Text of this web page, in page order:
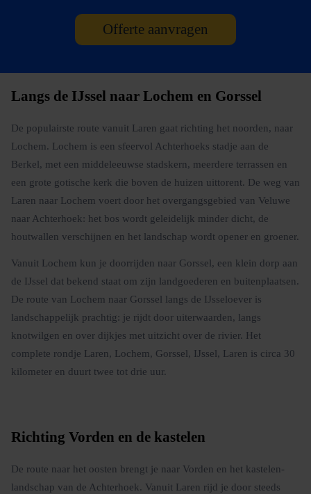
Offerte aanvragen
Langs de IJssel naar Lochem en Gorssel
De populairste route vanuit Laren gaat richting het noorden, naar
Lochem. Lochem is een sfeervol Achterhoeks stadje aan de
Berkel, met een middeleeuwse stadskern, meerdere terrassen en
een grote gotische kerk die boven de huizen uittorent. De weg van
Laren naar Lochem voert door het overgangsgebied van Veluwe
naar Achterhoek: het bos wordt geleidelijk minder dicht, de
houtwallen verschijnen en het landschap wordt opener en groener.
Vanuit Lochem kun je doorrijden naar Gorssel, een klein dorp aan
de IJssel dat bekend staat om zijn landgoederen en buitenplaatsen.
De route van Lochem naar Gorssel langs de IJsseloever is
landschappelijk prachtig: je rijdt door uiterwaarden, langs
knotwilgen en over dijkjes met uitzicht over de rivier. Het
complete rondje Laren, Lochem, Gorssel, IJssel, Laren is circa 30
kilometer en duurt twee tot drie uur.
Richting Vorden en de kastelen
De route naar het oosten brengt je naar Vorden en het kastelen-
landschap van de Achterhoek. Vanuit Laren rijd je door steeds